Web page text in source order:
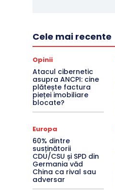
Cele mai recente
Opinii
Atacul cibernetic
asupra ANCPI: cine
plătește factura
pieței imobiliare
blocate?
Europa
60% dintre
susținătorii
CDU/CSU și SPD din
Germania văd
China ca rival sau
adversar